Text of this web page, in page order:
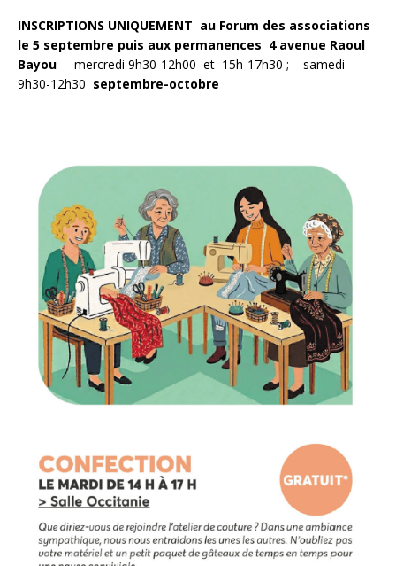
INSCRIPTIONS UNIQUEMENT au Forum des associations
le 5 septembre puis aux permanences 4avenue Raoul
Bayou
mercredi 9h30-12h00 et 15h-17h30 ; samedi
9h30-12h30 septembre-octobre